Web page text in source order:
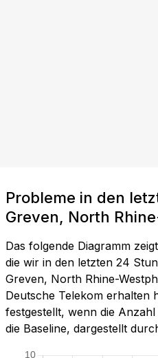
Probleme in den
Greven, North
Das folgende Diagramm
die wir in den letzten 24
Greven, North Rhine-
Deutsche Telekom erhalten
festgestellt, wenn die
die Baseline, dargestellt